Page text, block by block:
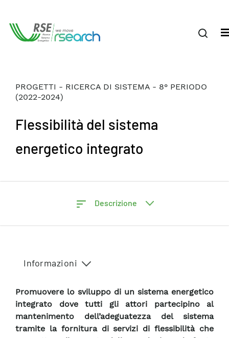
PROGETTI - RICERCA DI SISTEMA - 8° PERIODO
(2022-2024)
Flessibilità del sistema
energetico integrato
Descrizione
Informazioni
Promuovere lo sviluppo di un sistema energetico
integrato dove tutti gli attori partecipino al
mantenimento dell’adeguatezza del sistema
tramite la fornitura di servizi di flessibilità che